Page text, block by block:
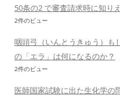
50条の2 で審査請求時に知り
2件のビュー
咽頭弓（いんとうきゅう）も
の「エラ」は何になるのか？
2件のビュー
医師国家試験に出た生化学の